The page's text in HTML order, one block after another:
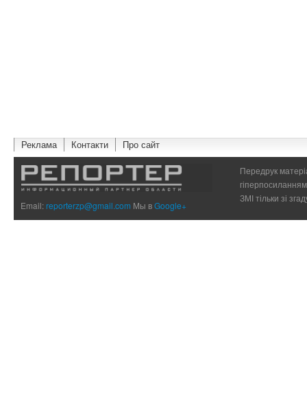
Реклама Контакти Про сайт
Email:reporterzp@gmail.com Мы вGoogle+
Передрук
ЗМІ тільки зі